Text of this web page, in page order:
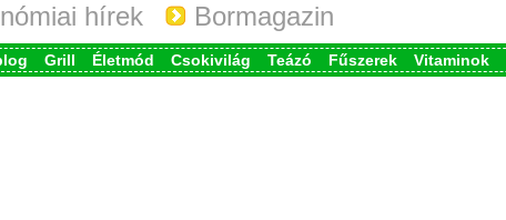
hírek Bormagazin
Grill Életmód Csokivilág Teázó Fűszerek Vitaminok